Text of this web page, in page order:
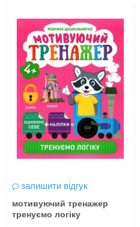
залишити відгук
мотивуючий тренажер
тренуємо логіку